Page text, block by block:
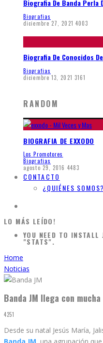
Biografia De Banda Perla
Biografias
diciembre 27, 2021 4003
Biografia De Conocidos
Biografias
diciembre 13, 2021 3161
RANDOM
BIOGRAFIA DE EXXODO
Los Promotores
Biografias
agosto 29, 2016 4483
CONTACTO
¿QUIÉNES SOMOS?
LO MÁS LEÍDO!
YOU NEED TO INSTALL
"STATS".
Home
Noticias
Banda JM llega con
4251
Desde su natal Jesús María,